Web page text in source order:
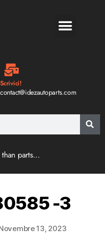
Scrivici!
contact@idezautoparts.com
than parts…
-3
13, 2023